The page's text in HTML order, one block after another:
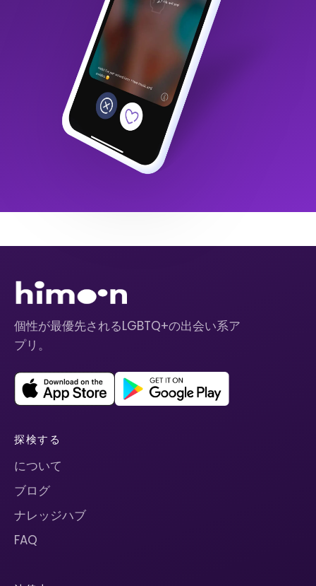
個性が最優先されるLGBTQ+の出会い系ア
プリ。
探検する
について
ブログ
ナレッジハブ
FAQ